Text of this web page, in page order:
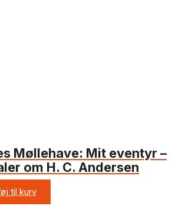
Møllehave: Mit eventyr –
om H. C. Andersen
til kurv